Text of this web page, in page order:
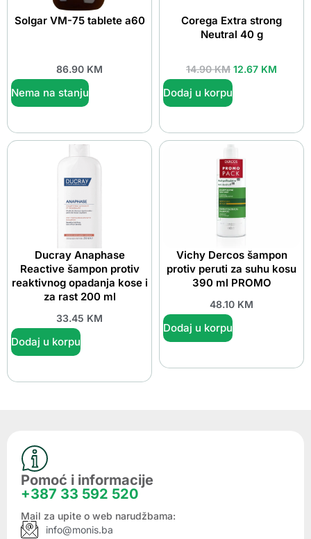
Solgar VM-75 tablete a60
86.90 KM
Nema na stanju
Corega Extra strong
Neutral 40 g
14.90KM 12.67 KM
Dodaj u korpu
Ducray Anaphase
Reactive šampon protiv
reaktivnog opadanja kose i
za rast 200 ml
33.45 KM
Dodaj u korpu
Vichy Dercos šampon
protiv peruti za suhu kosu
390 ml PROMO
48.10 KM
Dodaj u korpu
Pomoć i informacije
+387 33 592 520
Mail za upite o web narudžbama:
info@monis.ba